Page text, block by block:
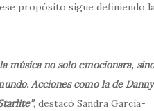
propósito sigue definiendo
música no solo emocionara, sino
Acciones como la de Danny
, destacó Sandra García-